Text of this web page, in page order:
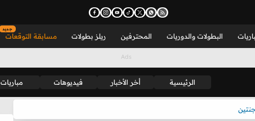
البطولات والدوريات المحترفين ريلز بطولات مسابقة التوقعات
جديد
الرئيسية أخر الأخبار فيديوهات مباريات